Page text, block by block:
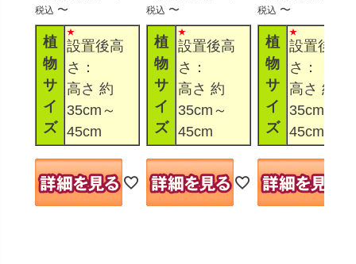
税込 〜
植
物
サ
イ
ズ
設置後高
さ：
高さ 約
35cm～
45cm
税込 〜
植
物
サ
イ
ズ
設置後高
さ：
高さ 約
35cm～
45cm
税込 〜
植
物
サ
イ
ズ
設置後高
さ：
高さ 約
35cm～
45cm